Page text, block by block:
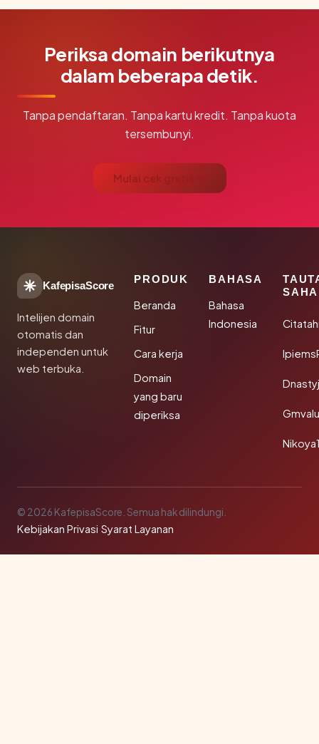
Periksa domain berikutnya
dalam beberapa detik.
Tanpa pendaftaran. Tanpa kartu kredit. Tanpa kuota
tersembunyi.
Mulai cek gratis →
KafepisaScore
Intelijen domain
otomatis dan
independen untuk
web terbuka.
PRODUK
Beranda
Fitur
Cara kerja
Domain
yang baru
diperiksa
BAHASA
Bahasa
Indonesia
© 2026 KafepisaScore. Semua hak dilindungi.
Kebijakan Privasi·Syarat Layanan